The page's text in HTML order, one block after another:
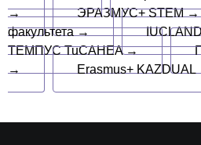
→
ЭРАЗМУС+ STEM →
факультета →
ТЕМПУС TuCAHEA →
→
Erasmus+ KAZDUAL